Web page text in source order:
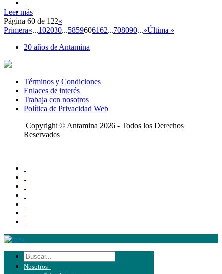
Leer más
Página 60 de 122«
Primera«...102030...5859606162...708090...»Última »
20 años de Antamina
Términos y Condiciones
Enlaces de interés
Trabaja con nosotros
Política de Privacidad Web
Copyright © Antamina 2026 - Todos los Derechos
Reservados
Nosotros